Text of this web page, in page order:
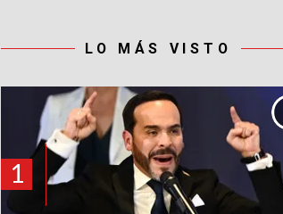
LO MÁS VISTO
1